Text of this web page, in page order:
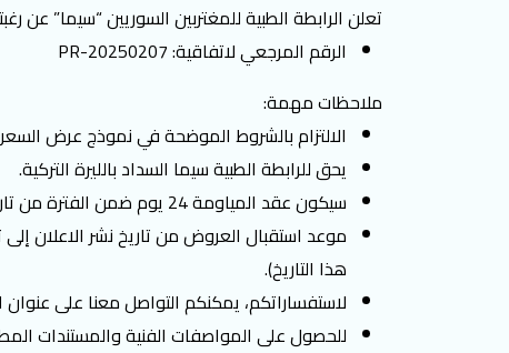
تعلن الرابطة الطبية للمغتربين السوريين “سيما” عن
الرقم المرجعي لاتفاقية: PR-20250207
ملاحظات مهمة:
الالتزام بالشروط الموضحة في نموذج عرض
يحق للرابطة الطبية سيما السداد بالليرة التركية.
سيكون عقد المياومة 24 يوم ضمن الفترة من تاريخ توقيع العقد إلى تاريخ 30-06-2025.
هذا التاريخ).
لاستفساراتكم، يمكنكم التواصل معنا على عنوان
للحصول على المواصفات الفنية والمستندات